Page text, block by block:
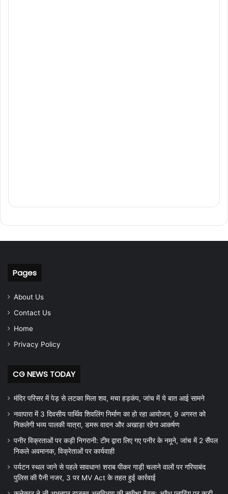
Pages
About Us
Contact Us
Home
Privacy Policy
CG NEWS TODAY
मंदिर परिसर में पेड़ से लटका मिला शव, मचा हड़कंप, जांच में ये बात आई सामने
नवापारा में 3 दिवसीय पार्थिव शिवलिंग निर्माण का हो रहा आयोजन, 9 अगस्त को
निकलेगी भव्य पालकी यात्रा, डमरू वादन और अखाड़ा रहेगा आकर्षण
पनीर विक्रताओं पर कड़ी निगरानी: टीम द्वारा लिए गए पनीर के नमूने, जांच में 2 सैंपल
निकले अवमानक, विक्रेताओं पर कार्यवाही
पर्यटन स्थल जाने से पहले सावधान! शराब पीकर गाड़ी चलाने वालों पर गरियाबंद
पुलिस की पैनी नजर, 3 पर MV Act के तहत हुई कार्रवाई